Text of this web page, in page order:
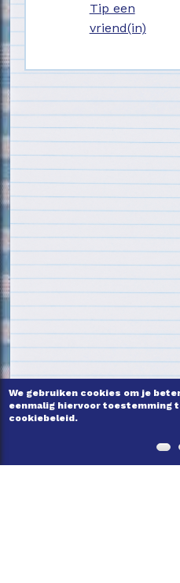
Tip een
vriend(in)
We gebruiken cookies om je
eenmalig hiervoor toestemming
cookiebeleid.